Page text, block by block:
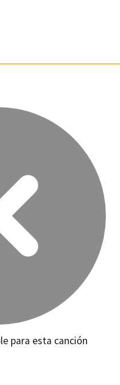
para esta canción